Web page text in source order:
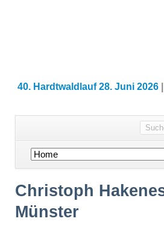
40. Hardtwaldlauf 28. Juni 2026
Navigation
Christoph
Münster